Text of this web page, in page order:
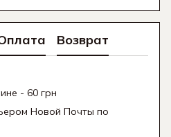
Возврат
- 60 грн
Новой Почты по